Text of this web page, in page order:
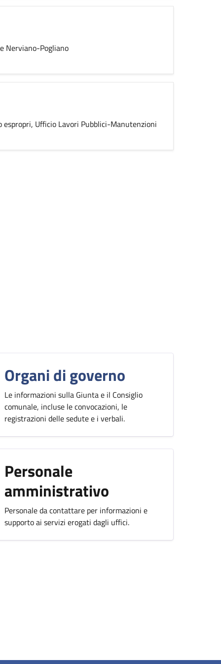
Nerviano-Pogliano
espropri, Ufficio Lavori Pubblici-Manutenzioni
Organi di governo
Le informazioni sulla Giunta e il Consiglio
comunale, incluse le convocazioni, le
registrazioni delle sedute e i verbali.
Personale
amministrativo
Personale da contattare per informazioni e
supporto ai servizi erogati dagli uffici.